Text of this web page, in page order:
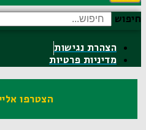
חיפוש
הצהרת נגישות
מדיניות פרטיות
הצטרפו